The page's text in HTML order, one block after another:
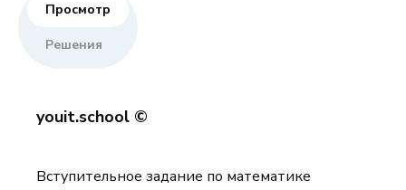
Просмотр
Решения
youit.school ©
Вступительное задание по математике